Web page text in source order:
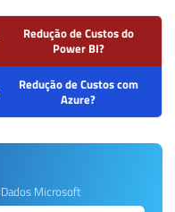
Redução de Custos do
Power BI?
Redução de Custos com
Azure?
Microsoft